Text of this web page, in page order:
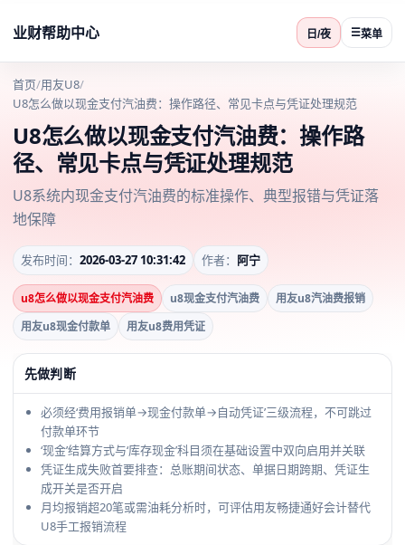
业财帮助中心 日/夜 ☰菜单
首页/用友U8/
U8怎么做以现金支付汽油费：操作路径、常见卡点与凭证处理规范
U8怎么做以现金支付汽油费：操作路
径、常见卡点与凭证处理规范
U8系统内现金支付汽油费的标准操作、典型报错与凭证落
地保障
发布时间： 2026-03-27 10:31:42 作者： 阿宁
u8怎么做以现金支付汽油费 u8现金支付汽油费
用友u8汽油费报销
用友u8现金付款单
用友u8费用凭证
先做判断
必须经‘费用报销单→现金付款单→自动凭证’三级流程，不可跳过
付款单环节
‘现金’结算方式与‘库存现金’科目须在基础设置中双向启用并关联
凭证生成失败首要排查：总账期间状态、单据日期跨期、凭证生
成开关是否开启
月均报销超20笔或需油耗分析时，可评估用友畅捷通好会计替代
U8手工报销流程